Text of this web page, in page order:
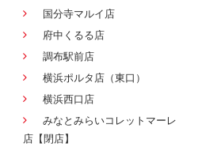
国分寺マルイ店
府中くるる店
調布駅前店
横浜ポルタ店（東口）
横浜西口店
みなとみらいコレットマーレ
店【閉店】